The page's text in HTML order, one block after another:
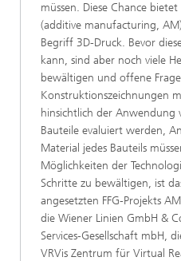
müssen. Diese Chance
(additive manufacturing,
Begriff 3D-Druck. Bevor
kann, sind aber noch viele
bewältigen und offene
Konstruktionszeichnungen
hinsichtlich der
Bauteile evaluiert werden,
Material jedes Bauteils
Möglichkeiten der
Schritte zu bewältigen, ist
angesetzten FFG-Projekts
die Wiener Linien GmbH &
Services-Gesellschaft mbH,
VRVis Zentrum für Virtual